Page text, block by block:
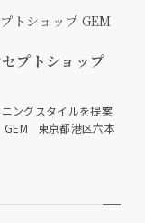
プトショップ
ングスタイルを提案
GEM 東京都港区六本